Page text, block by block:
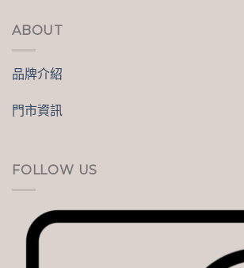
ABOUT
品牌介紹
門市資訊
FOLLOW US